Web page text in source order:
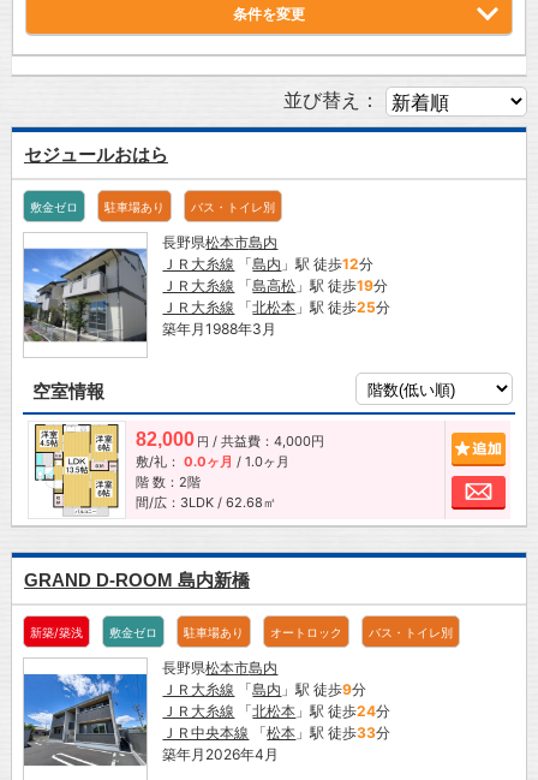
条件を変更
並び替え：
セジュールおはら
敷金ゼロ 駐車場あり バス・トイレ別
長野県松本市島内
ＪＲ大糸線 「島内 」駅 徒歩12分
ＪＲ大糸線 「島高松 」駅 徒歩19分
ＪＲ大糸線 「北松本 」駅 徒歩25分
築年月1988年3月
空室情報
82,000 円 / 共益費：4,000円
敷/礼： 0.0ヶ月 / 1.0ヶ月
階 数：2階
間/広：3LDK / 62.68㎡
お
GRAND D-ROOM 島内新橋
新築/築浅 敷金ゼロ 駐車場あり オートロック バス・トイレ別
長野県松本市島内
ＪＲ大糸線 「島内 」駅 徒歩9分
ＪＲ大糸線 「北松本 」駅 徒歩24分
ＪＲ中央本線 「松本 」駅 徒歩33分
築年月2026年4月